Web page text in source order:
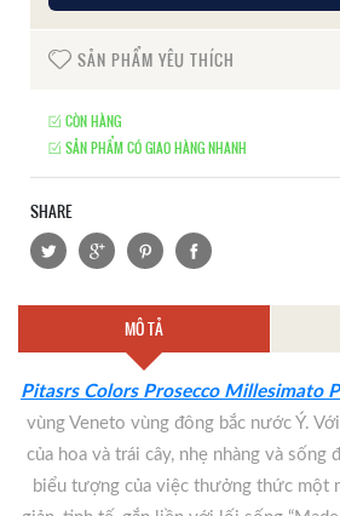
SẢN PHẨM YÊU THÍCH
CÒN HÀNG
SẢN PHẨM CÓ GIAO HÀNG NHANH
SHARE
MÔ TẢ
Pitasrs Colors Prosecco Millesimato
vùng Veneto vùng đông bắc nước Ý.
của hoa và trái cây, nhẹ nhàng và sống
biểu tượng của việc thưởng thức một